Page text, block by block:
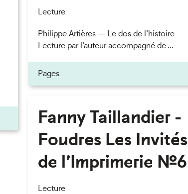
Lecture
Philippe Artières — Le dos de l’histoire
Lecture par l’auteur accompagné de ...
Pages
Fanny Taillandier -
Foudres Les Invités
de l’Imprimerie n°6
Lecture